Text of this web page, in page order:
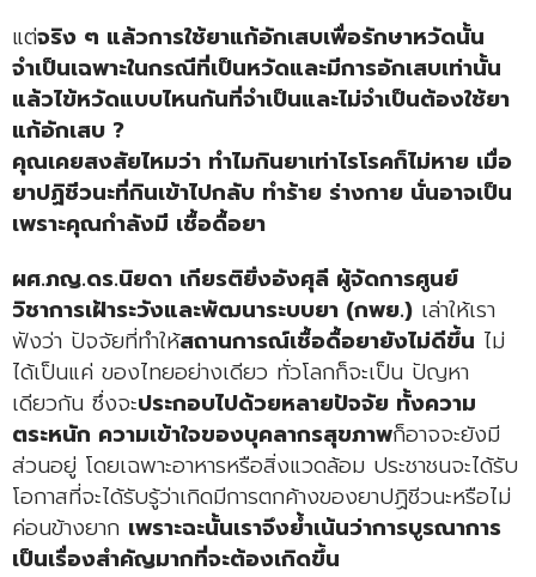
แต่จริง ๆ แล้วการใช้ยาแก้อักเสบเพื่อรักษาหวัดนั้น
จำเป็นเฉพาะในกรณีที่เป็นหวัดและมีการอักเสบเท่านั้น
แล้วไข้หวัดแบบไหนกันที่จำเป็นและไม่จำเป็นต้องใช้ยา
แก้อักเสบ ?
คุณเคยสงสัยไหมว่า ทำไมกินยาเท่าไรโรคก็ไม่หาย เมื่อ
ยาปฏิชีวนะที่กินเข้าไปกลับ ทำร้าย ร่างกาย นั่นอาจเป็น
เพราะคุณกำลังมี เชื้อดื้อยา
ผศ.ภญ.ดร.นิยดา เกียรติยิ่งอังศุลี ผู้จัดการศูนย์
วิชาการเฝ้าระวังและพัฒนาระบบยา (กพย.) เล่าให้เรา
ฟังว่า ปัจจัยที่ทำให้สถานการณ์เชื้อดื้อยายังไม่ดีขึ้น ไม่
ได้เป็นแค่ ของไทยอย่างเดียว ทั่วโลกก็จะเป็น ปัญหา
เดียวกัน ซึ่งจะประกอบไปด้วยหลายปัจจัย ทั้งความ
ตระหนัก ความเข้าใจของบุคลากรสุขภาพก็อาจจะยังมี
ส่วนอยู่ โดยเฉพาะอาหารหรือสิ่งแวดล้อม ประชาชนจะได้รับ
โอกาสที่จะได้รับรู้ว่าเกิดมีการตกค้างของยาปฏิชีวนะหรือไม่
ค่อนข้างยาก เพราะฉะนั้นเราจึงย้ำเน้นว่าการบูรณาการ
เป็นเรื่องสำคัญมากที่จะต้องเกิดขึ้น